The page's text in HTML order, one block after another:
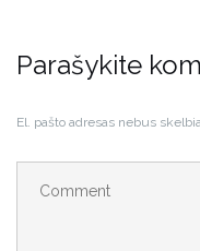
Parašykite
El. pašto adresas nebus